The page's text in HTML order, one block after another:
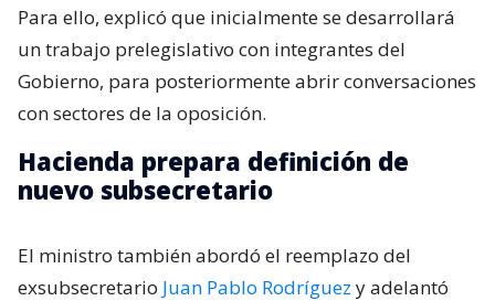
Para ello, explicó que inicialmente se desarrollará
un trabajo prelegislativo con integrantes del
Gobierno, para posteriormente abrir conversaciones
con sectores de la oposición.
Hacienda prepara definición de
nuevo subsecretario
El ministro también abordó el reemplazo del
exsubsecretario Juan Pablo Rodríguez y adelantó